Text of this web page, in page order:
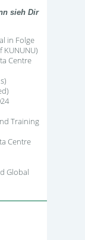
sieh Dir
in Folge
KUNUNU)
Centre
Training
Centre
Global